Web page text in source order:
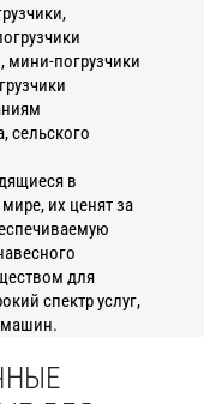
погрузчики
сельского
в
их ценят за
для
спектр услуг,
машин.